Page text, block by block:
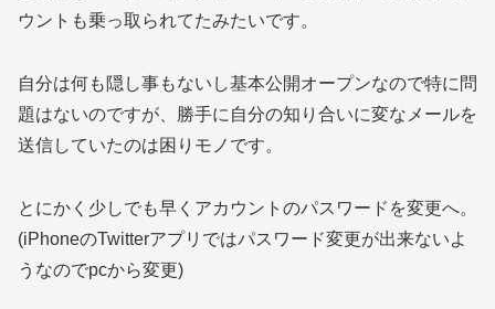
ウントも乗っ取られてたみたいです。
自分は何も隠し事もないし基本公開オープンなので特に問
題はないのですが、勝手に自分の知り合いに変なメールを
送信していたのは困りモノです。
とにかく少しでも早くアカウントのパスワードを変更へ。
(iPhoneのTwitterアプリではパスワード変更が出来ないよ
うなのでpcから変更)